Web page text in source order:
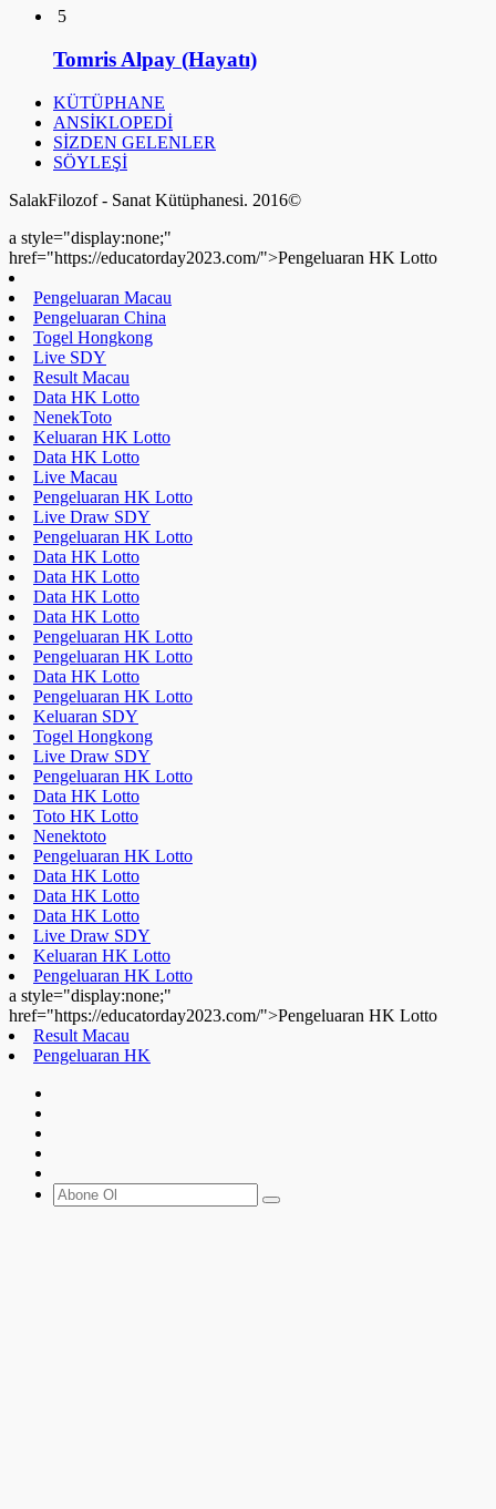
5
Tomris Alpay (Hayatı)
KÜTÜPHANE
ANSİKLOPEDİ
SİZDEN GELENLER
SÖYLEŞİ
SalakFilozof - Sanat Kütüphanesi. 2016©
a style="display:none;"
href="https://educatorday2023.com/">Pengeluaran HK Lotto
Pengeluaran Macau
Pengeluaran China
Togel Hongkong
Live SDY
Result Macau
Data HK Lotto
NenekToto
Keluaran HK Lotto
Data HK Lotto
Live Macau
Pengeluaran HK Lotto
Live Draw SDY
Pengeluaran HK Lotto
Data HK Lotto
Data HK Lotto
Data HK Lotto
Data HK Lotto
Pengeluaran HK Lotto
Pengeluaran HK Lotto
Data HK Lotto
Pengeluaran HK Lotto
Keluaran SDY
Togel Hongkong
Live Draw SDY
Pengeluaran HK Lotto
Data HK Lotto
Toto HK Lotto
Nenektoto
Pengeluaran HK Lotto
Data HK Lotto
Data HK Lotto
Data HK Lotto
Live Draw SDY
Keluaran HK Lotto
Pengeluaran HK Lotto
a style="display:none;"
href="https://educatorday2023.com/">Pengeluaran HK Lotto
Result Macau
Pengeluaran HK